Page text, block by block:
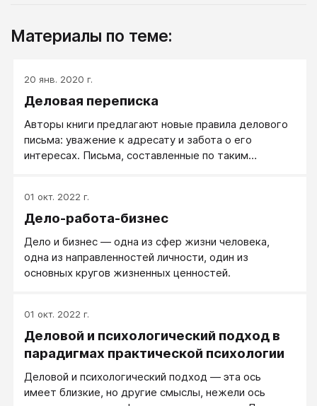
Материалы по теме:
20 янв. 2020 г.
Деловая переписка
Авторы книги предлагают новые правила делового
письма: уважение к адресату и забота о его
интересах. Письма, составленные по таким
01 окт. 2022 г.
Дело-работа-бизнес
Дело и бизнес — одна из сфер жизни человека,
одна из направленностей личности, один из
основных кругов жизненных ценностей.
01 окт. 2022 г.
Деловой и психологический подход в
парадигмах практической психологии
Деловой и психологический подход ― эта ось
имеет близкие, но другие смыслы, нежели ось